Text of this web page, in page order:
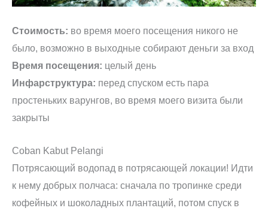
Стоимость: во время моего посещения никого не
было, возможно в выходные собирают деньги за вход
Время посещения: целый день
Инфарструктура: перед спуском есть пара
простеньких варунгов, во время моего визита были
закрыты
Coban Kabut Pelangi
Потрясающий водопад в потрясающей локации! Идти
к нему добрых полчаса: сначала по тропинке среди
кофейных и шоколадных плантаций, потом спуск в